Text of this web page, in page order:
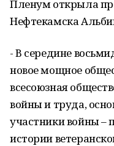
Пленум открыла
Нефтекамска
- В середине
новое мощное
всесоюзная
войны и труда,
участники войны –
истории